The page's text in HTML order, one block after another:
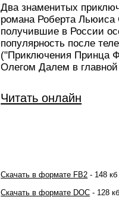
Два знаменитых
романа Роберта Льюиса
получившие в России
популярность после
("Приключения Принца
Олегом Далем в
Читать онлайн
Скачать в формате FB2 - 148 кб
Скачать в формате DOC - 128